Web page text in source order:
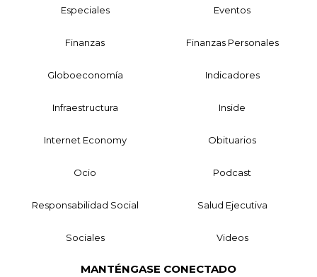
Especiales Eventos
Finanzas Finanzas Personales
Globoeconomía Indicadores
Infraestructura Inside
Internet Economy Obituarios
Ocio Podcast
Responsabilidad Social Salud Ejecutiva
Sociales Videos
MANTÉNGASE CONECTADO